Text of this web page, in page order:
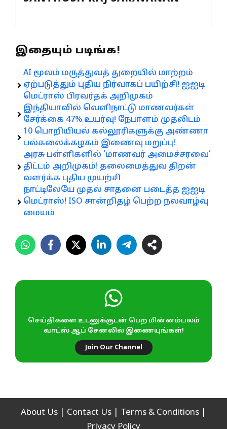
இதையும் படிங்க!
AI மூலம் மருத்துவத் துறையில் மாற்றம்
ஏற்படுத்தும் புதிய நிர்வாகப் பயிற்சி! ஐஐடி
மெட்ராஸ் பிரவர்தக் அறிமுகம்
இந்தியாவில் வெளிநாட்டு மாணவர்கள்
சேர்க்கை 47% உயர்வு! நேபாளம் முதலிடம்
10 பொறியியல் கல்லூரிகளுக்கு அண்ணா
பல்கலைக்கழகம் இணைவு மறுப்பு!
அரசு பள்ளிகளில் ‘மாணவர் அமைச்சரவை’
திட்டம் அறிமுகம்! தலைமைத்துவ திறன்
வளர்க்க புதிய முயற்சி
நாட்டிலேயே முதல் சாதனை படைத்த ஐஐடி
மெட்ராஸ்! ISO சான்றிதழ் பெற்ற நலவாழ்வு
மையம்
செய்திகளை உடனுக்குடன் பெற மின்னம்பலம்
வாட்ஸ் ஆப் சேனலில் இணையுங்கள்!
Join Our Channel
About Us Contact Us Terms & Conditions